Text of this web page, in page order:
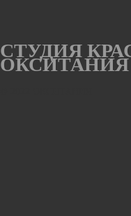
СТУДИЯ
ОКСИТАНИЯ